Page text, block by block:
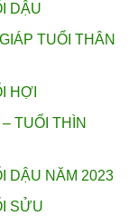
DẬU
TUỔI THÂN
HỢI
TUỔI THÌN
DẬU NĂM 2023
SỬU